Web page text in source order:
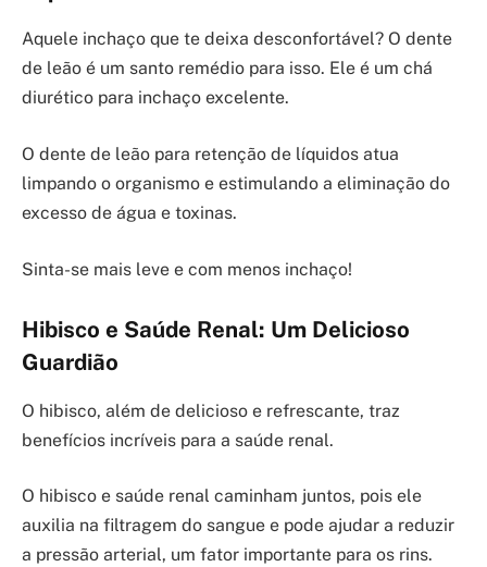
Aquele inchaço que te deixa desconfortável? O dente
de leão é um santo remédio para isso. Ele é um chá
diurético para inchaço excelente.
O dente de leão para retenção de líquidos atua
limpando o organismo e estimulando a eliminação do
excesso de água e toxinas.
Sinta-se mais leve e com menos inchaço!
Hibisco e Saúde Renal: Um Delicioso
Guardião
O hibisco, além de delicioso e refrescante, traz
benefícios incríveis para a saúde renal.
O hibisco e saúde renal caminham juntos, pois ele
auxilia na filtragem do sangue e pode ajudar a reduzir
a pressão arterial, um fator importante para os rins.